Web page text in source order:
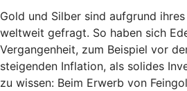
Gold und Silber sind aufgrund
weltweit gefragt. So haben sich
Vergangenheit, zum Beispiel vor
steigenden Inflation, als solides
zu wissen: Beim Erwerb von